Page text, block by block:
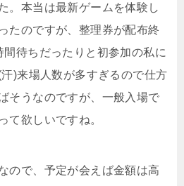
。本当は最新ゲームを体験し
たのですが、整理券が配布終
待ちだったりと初参加の私に
)来場人数が多すぎるので仕方
そうなのですが、一般入場で
て欲しいですね。
ので、予定が会えば金額は高